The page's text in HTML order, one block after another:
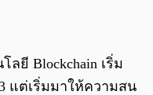
ยี Blockchain เริ่ม
แต่เริ่มมาให้ความสน